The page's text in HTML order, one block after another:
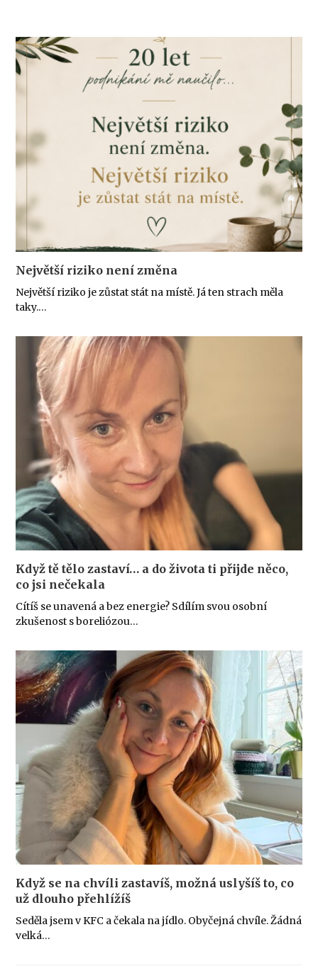
Největší riziko není změna
Největší riziko je zůstat stát na místě. Já ten strach měla
taky.…
Když tě tělo zastaví… a do života ti přijde něco,
co jsi nečekala
Cítíš se unavená a bez energie? Sdílím svou osobní
zkušenost s boreliózou…
Když se na chvíli zastavíš, možná uslyšíš to, co
už dlouho přehlížíš
Seděla jsem v KFC a čekala na jídlo. Obyčejná chvíle. Žádná
velká…